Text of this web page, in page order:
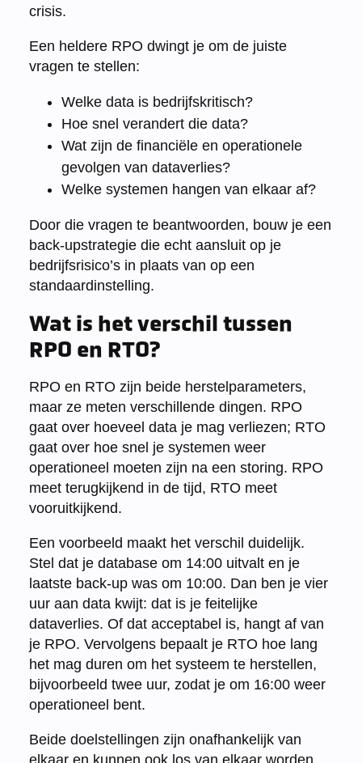
crisis.
Een heldere RPO dwingt je om de juiste
vragen te stellen:
Welke data is bedrijfskritisch?
Hoe snel verandert die data?
Wat zijn de financiële en operationele
gevolgen van dataverlies?
Welke systemen hangen van elkaar af?
Door die vragen te beantwoorden, bouw je een
back-upstrategie die echt aansluit op je
bedrijfsrisico’s in plaats van op een
standaardinstelling.
Wat is het verschil tussen
RPO en RTO?
RPO en RTO zijn beide herstelparameters,
maar ze meten verschillende dingen. RPO
gaat over hoeveel data je mag verliezen; RTO
gaat over hoe snel je systemen weer
operationeel moeten zijn na een storing. RPO
meet terugkijkend in de tijd, RTO meet
vooruitkijkend.
Een voorbeeld maakt het verschil duidelijk.
Stel dat je database om 14:00 uitvalt en je
laatste back-up was om 10:00. Dan ben je vier
uur aan data kwijt: dat is je feitelijke
dataverlies. Of dat acceptabel is, hangt af van
je RPO. Vervolgens bepaalt je RTO hoe lang
het mag duren om het systeem te herstellen,
bijvoorbeeld twee uur, zodat je om 16:00 weer
operationeel bent.
Beide doelstellingen zijn onafhankelijk van
elkaar en kunnen ook los van elkaar worden